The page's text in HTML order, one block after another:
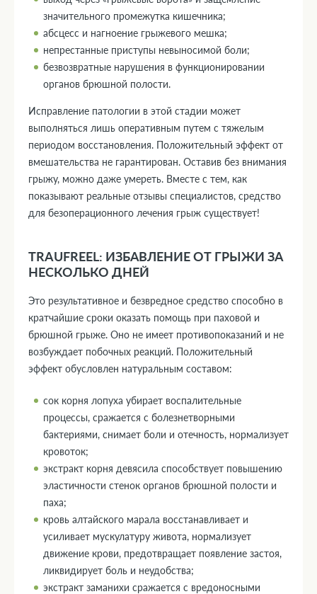
значительного промежутка кишечника;
абсцесс и нагноение грыжевого мешка;
непрестанные приступы невыносимой боли;
безвозвратные нарушения в функционировании
органов брюшной полости.
Исправление патологии в этой стадии может
выполняться лишь оперативным путем с тяжелым
периодом восстановления. Положительный эффект от
вмешательства не гарантирован. Оставив без внимания
грыжу, можно даже умереть. Вместе с тем, как
показывают реальные отзывы специалистов, средство
для безоперационного лечения грыж существует!
TRAUFREEL: ИЗБАВЛЕНИЕ ОТ ГРЫЖИ ЗА
НЕСКОЛЬКО ДНЕЙ
Это результативное и безвредное средство способно в
кратчайшие сроки оказать помощь при паховой и
брюшной грыже. Оно не имеет противопоказаний и не
возбуждает побочных реакций. Положительный
эффект обусловлен натуральным составом:
сок корня лопуха убирает воспалительные
процессы, сражается с болезнетворными
бактериями, снимает боли и отечность, нормализует
кровоток;
экстракт корня девясила способствует повышению
эластичности стенок органов брюшной полости и
паха;
кровь алтайского марала восстанавливает и
усиливает мускулатуру живота, нормализует
движение крови, предотвращает появление застоя,
ликвидирует боль и неудобства;
экстракт заманихи сражается с вредоносными